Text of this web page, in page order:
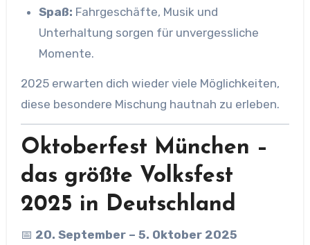
Spaß: Fahrgeschäfte, Musik und
Unterhaltung sorgen für unvergessliche
Momente.
2025 erwarten dich wieder viele Möglichkeiten,
diese besondere Mischung hautnah zu erleben.
Oktoberfest München –
das größte Volksfest
2025 in Deutschland
📅 20. September – 5. Oktober 2025